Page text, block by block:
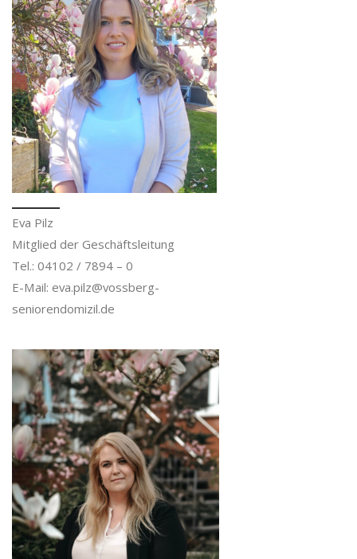
Eva Pilz
Mitglied der Geschäftsleitung
Tel.: 04102 / 7894 – 0
E-Mail: eva.pilz@vossberg-
seniorendomizil.de